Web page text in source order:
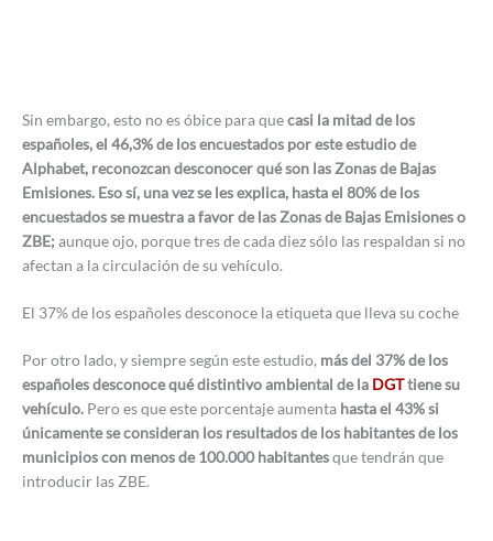
Sin embargo, esto no es óbice para quecasi la mitad de los
españoles, el 46,3% de los encuestados por este estudio de
Alphabet, reconozcan desconocer qué son las Zonas de Bajas
Emisiones. Eso sí, una vez se les explica, hasta el 80% de los
encuestados se muestra a favor de las Zonas de Bajas Emisiones o
ZBE; aunque ojo, porque tres de cada diez sólo las respaldan si no
afectan a la circulación de su vehículo.
El 37% de los españoles desconoce la etiqueta que lleva su coche
Por otro lado, y siempre según este estudio, más del 37% de los
españoles desconoce qué distintivo ambiental de la DGTtiene su
vehículo. Pero es que este porcentaje aumenta hasta el 43% si
únicamente se consideran los resultados de los habitantes de los
municipios con menos de 100.000 habitantesque tendrán que
introducir las ZBE.